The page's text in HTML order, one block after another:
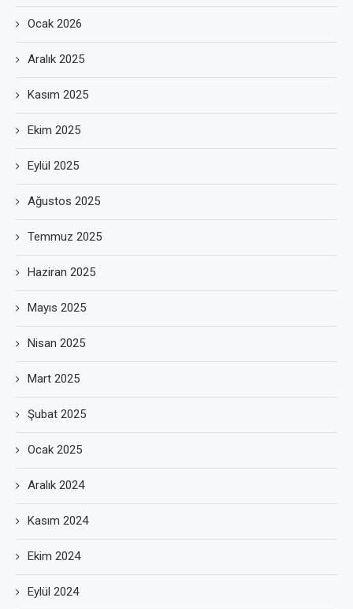
Ocak 2026
Aralık 2025
Kasım 2025
Ekim 2025
Eylül 2025
Ağustos 2025
Temmuz 2025
Haziran 2025
Mayıs 2025
Nisan 2025
Mart 2025
Şubat 2025
Ocak 2025
Aralık 2024
Kasım 2024
Ekim 2024
Eylül 2024